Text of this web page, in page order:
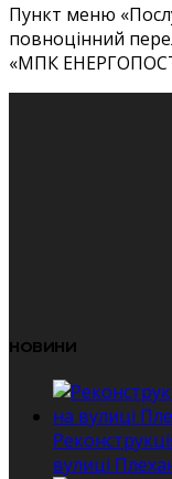
Пункт меню
повноцінний
«МПК
НОВИНИ
вулиці